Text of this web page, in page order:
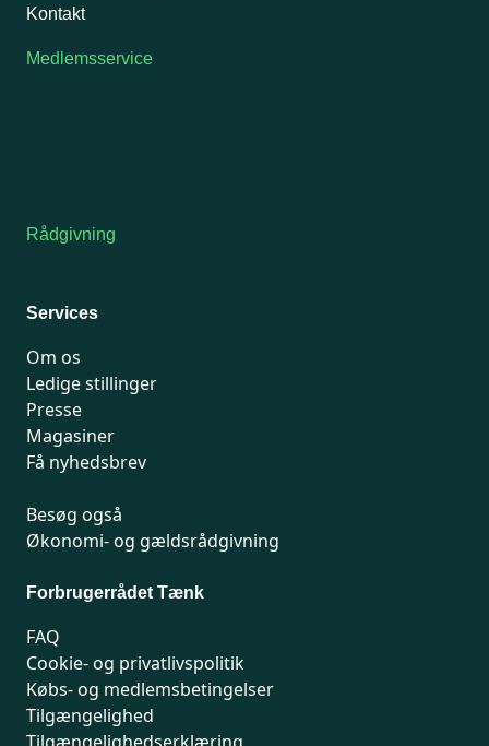
Kontakt
Medlemsservice
Rådgivning
Services
Om os
Ledige stillinger
Presse
Magasiner
Få nyhedsbrev
Besøg også
Økonomi- og gældsrådgivning
Forbrugerrådet Tænk
FAQ
Cookie- og privatlivspolitik
Købs- og medlemsbetingelser
Tilgængelighed